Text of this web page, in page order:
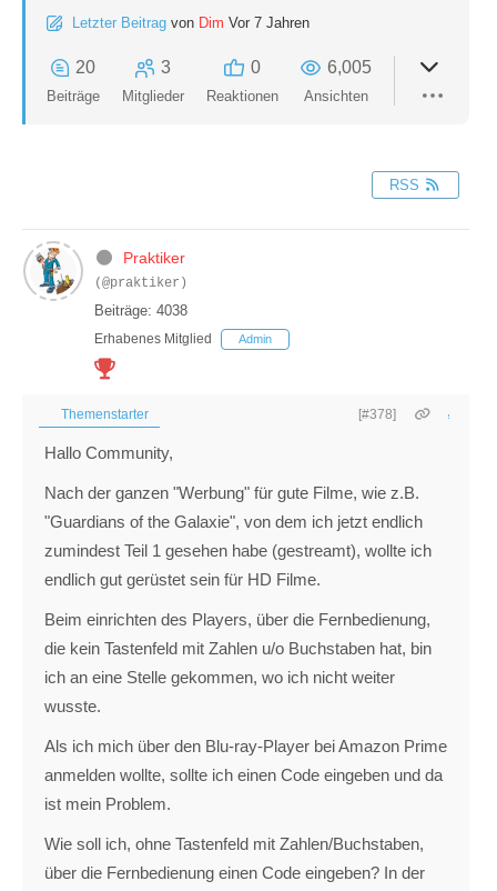
Letzter Beitrag von Dim Vor 7 Jahren
20
Beiträge
3
Mitglieder
0
Reaktionen
6,005
Ansichten
RSS
Praktiker
(@praktiker)
Beiträge: 4038
Erhabenes Mitglied Admin
Themenstarter [#378]
Hallo Community,
Nach der ganzen "Werbung" für gute Filme, wie z.B.
"Guardians of the Galaxie", von dem ich jetzt endlich
zumindest Teil 1 gesehen habe (gestreamt), wollte ich
endlich gut gerüstet sein für HD Filme.
Beim einrichten des Players, über die Fernbedienung,
die kein Tastenfeld mit Zahlen u/o Buchstaben hat, bin
ich an eine Stelle gekommen, wo ich nicht weiter
wusste.
Als ich mich über den Blu-ray-Player bei Amazon Prime
anmelden wollte, sollte ich einen Code eingeben und da
ist mein Problem.
Wie soll ich, ohne Tastenfeld mit Zahlen/Buchstaben,
über die Fernbedienung einen Code eingeben? In der